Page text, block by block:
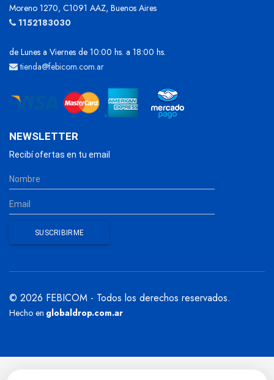
Moreno 1270, C1091 AAZ, Buenos Aires
1152183030
de Lunes a Viernes de 10:00 hs. a 18:00 hs.
tienda@febicom.com.ar
NEWSLETTER
Recibí ofertas en tu email
© 2026 FEBICOM - Todos los derechos reservados.
Hecho en globaldrop.com.ar